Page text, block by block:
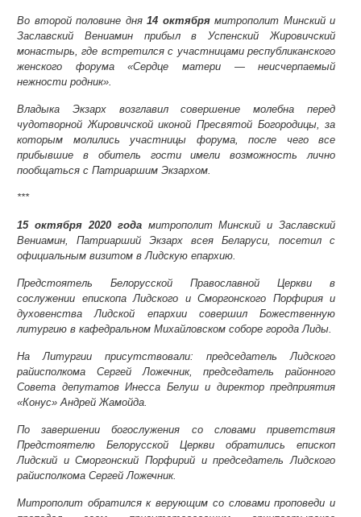
Во второй половине дня14 октябрямитрополит Минский и
Заславский Вениамин прибыл в Успенский Жировичский
монастырь, где встретился с участницами республиканского
женского форума «Сердце матери — неисчерпаемый
нежности родник».
Владыка Экзарх возглавил совершение молебна перед
чудотворной Жировичской иконой Пресвятой Богородицы, за
которым молились участницы форума, после чего все
прибывшие в обитель гости имели возможность лично
пообщаться с Патриаршим Экзархом.
***
15 октября 2020 годамитрополит Минский и Заславский
Вениамин, Патриарший Экзарх всея Беларуси, посетил с
официальным визитом в Лидскую епархию.
Предстоятель Белорусской Православной Церкви в
сослужении епископа Лидского и Сморгонского Порфирия и
духовенства Лидской епархии совершил Божественную
литургию в кафедральном Михайловском соборе города Лиды.
На Литургии присутствовали: председатель Лидского
райисполкома Сергей Ложечник, председатель районного
Совета депутатов Инесса Белуш и директор предприятия
«Конус» Андрей Жамойда.
По завершении богослужения со словами приветствия
Предстоятелю Белорусской Церкви обратились епископ
Лидский и Сморгонский Порфирий и председатель Лидского
райисполкома Сергей Ложечник.
Митрополит обратился к верующим со словами проповеди и